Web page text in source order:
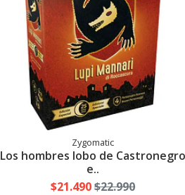
Zygomatic
Los hombres lobo de Castronegro
e..
$21.490$22.990